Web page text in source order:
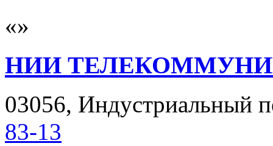
НИИ
03056, Индустриальный
83-13